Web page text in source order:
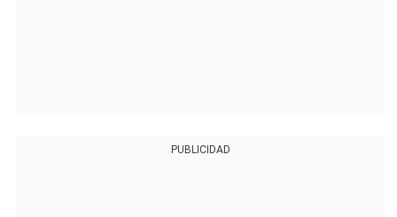
PUBLICIDAD